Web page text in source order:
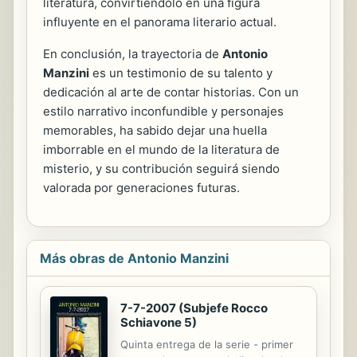
literatura, convirtiéndolo en una figura
influyente en el panorama literario actual.
En conclusión, la trayectoria de Antonio
Manzini es un testimonio de su talento y
dedicación al arte de contar historias. Con un
estilo narrativo inconfundible y personajes
memorables, ha sabido dejar una huella
imborrable en el mundo de la literatura de
misterio, y su contribución seguirá siendo
valorada por generaciones futuras.
Más obras de Antonio Manzini
7-7-2007 (Subjefe Rocco
Schiavone 5)
Quinta entrega de la serie - primer